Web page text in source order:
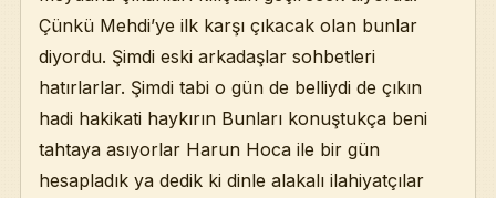
Çünkü Mehdi’ye ilk karşı çıkacak olan bunlar
diyordu. Şimdi eski arkadaşlar sohbetleri
hatırlarlar. Şimdi tabi o gün de belliydi de çıkın
hadi hakikati haykırın Bunları konuştukça beni
tahtaya asıyorlar Harun Hoca ile bir gün
hesapladık ya dedik ki dinle alakalı ilahiyatçılar